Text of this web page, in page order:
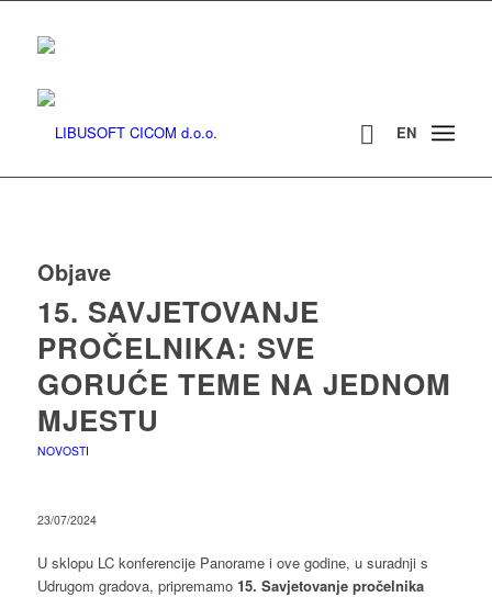
EN
Objave
15. SAVJETOVANJE
PROČELNIKA: SVE
GORUĆE TEME NA JEDNOM
MJESTU
NOVOSTI
23/07/2024
U sklopu LC konferencije Panorame i ove godine, u suradnji s
Udrugom gradova, pripremamo15. Savjetovanje pročelnika